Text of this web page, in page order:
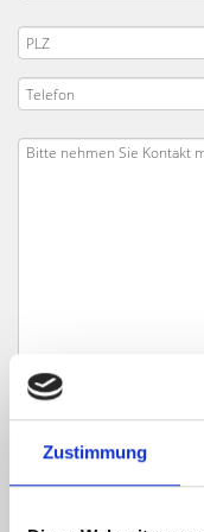
Zustimmung